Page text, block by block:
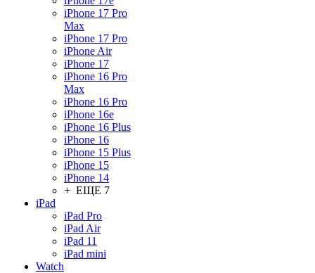
iPhone 17 Pro
Max
iPhone 17 Pro
iPhone Air
iPhone 17
iPhone 16 Pro
Max
iPhone 16 Pro
iPhone 16e
iPhone 16 Plus
iPhone 16
iPhone 15 Plus
iPhone 15
iPhone 14
+ ЕЩЕ 7
iPad
iPad Pro
iPad Air
iPad 11
iPad mini
Watch